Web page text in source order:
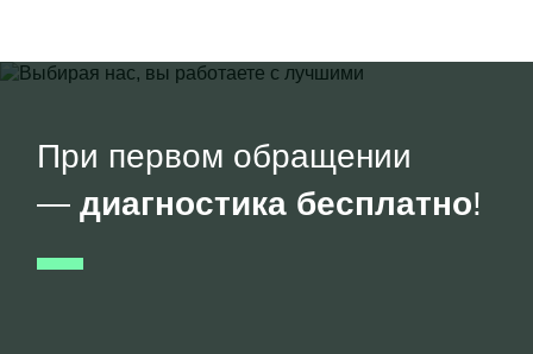
При первом обращении
— диагностика бесплатно!